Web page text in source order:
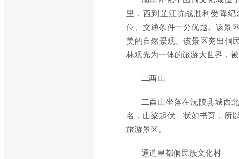
里，西到芷江抗战胜利受降
位、交通条件十分优越。该景
美的自然景观。该景区突出侗
林观光为一体的旅游大世界，被
二酉山
二酉山坐落在沅陵县城西
名，山梁起伏，状如书页，所
旅游景区。
通道皇都侗民族文化村